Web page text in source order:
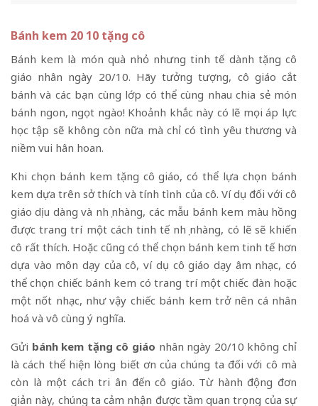
Bánh kem 20 10 tặng cô
Bánh kem là món quà nhỏ nhưng tinh tế dành tặng cô
giáo nhân ngày 20/10. Hãy tưởng tượng, cô giáo cắt
bánh và các bạn cùng lớp có thể cùng nhau chia sẻ món
bánh ngon, ngọt ngào! Khoảnh khắc này có lẽ mọi áp lực
học tập sẽ không còn nữa mà chỉ có tình yêu thương và
niềm vui hân hoan.
Khi chọn bánh kem tặng cô giáo, có thể lựa chọn bánh
kem dựa trên sở thích và tính tình của cô. Ví dụ đối với cô
giáo dịu dàng và nhẹ nhàng, các mẫu bánh kem màu hồng
được trang trí một cách tinh tế nhẹ nhàng, có lẽ sẽ khiến
cô rất thích. Hoặc cũng có thể chọn bánh kem tinh tế hơn
dựa vào môn dạy của cô, ví dụ cô giáo dạy âm nhạc, có
thể chọn chiếc bánh kem có trang trí một chiếc đàn hoặc
một nốt nhạc, như vậy chiếc bánh kem trở nên cá nhân
hoá và vô cùng ý nghĩa.
Gửi bánh kem tặng cô giáo nhân ngày 20/10 không chỉ
là cách thể hiện lòng biết ơn của chúng ta đối với cô mà
còn là một cách tri ân đến cô giáo. Từ hành động đơn
giản này, chúng ta cảm nhận được tầm quan trọng của sự